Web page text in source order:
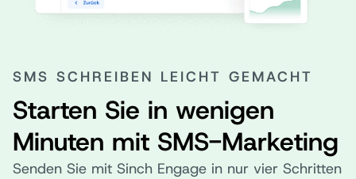
SMS SCHREIBEN LEICHT GEMACHT
Starten Sie in wenigen
Minuten mit SMS-Marketing
Senden Sie mit Sinch Engage in nur vier Schritten